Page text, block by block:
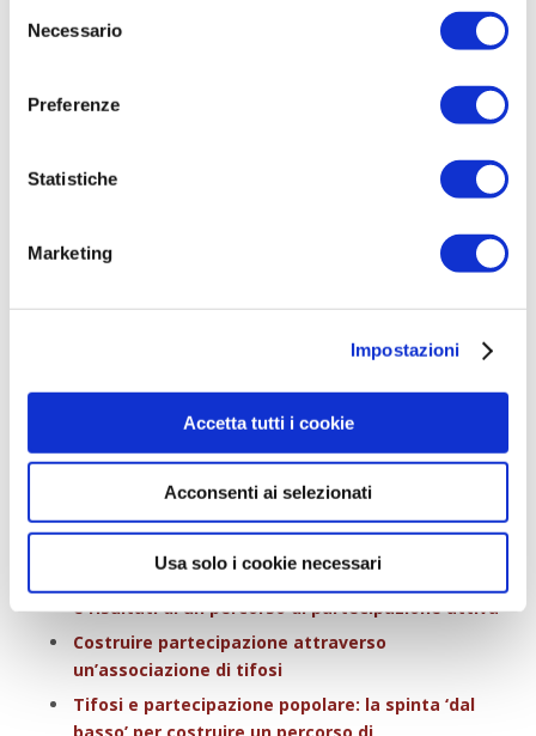
delNecessario
Preferenze
Statistiche
Marketing
Impostazioni
Accetta tutti i cookie
Acconsenti ai selezionati
Usa solo i cookie necessari
Per approfondire:
Lo spirito e i principi fondanti dell’attività
e risultati di un percorso di partecipazione attiva
Costruire partecipazione attraverso
un’associazione di tifosi
Tifosi e partecipazione popolare: la spinta ‘dal
basso’ per costruire un percorso di